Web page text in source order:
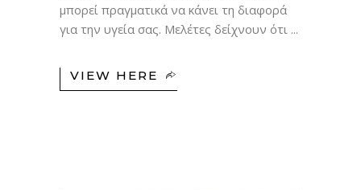
μπορεί πραγματικά να κάνει τη διαφορά
για την υγεία σας. Μελέτες δείχνουν ότι
VIEW HERE